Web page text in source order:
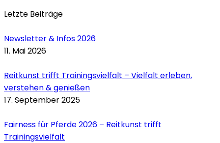
Letzte Beiträge
Newsletter & Infos 2026
11. Mai 2026
Reitkunst trifft Trainingsvielfalt – Vielfalt erleben,
verstehen & genießen
17. September 2025
Fairness für Pferde 2026 – Reitkunst trifft
Trainingsvielfalt